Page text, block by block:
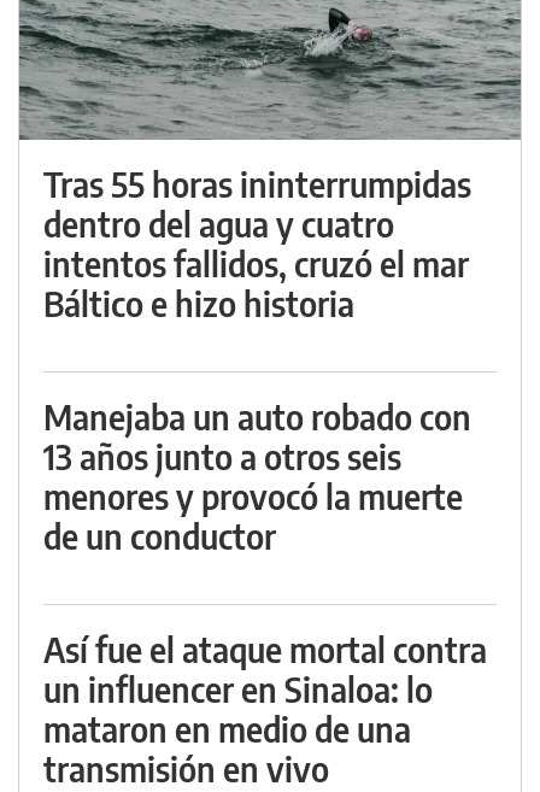
Tras 55 horas ininterrumpidas
dentro del agua y cuatro
intentos fallidos, cruzó el mar
Báltico e hizo historia
Manejaba un auto robado con
13 años junto a otros seis
menores y provocó la muerte
de un conductor
Así fue el ataque mortal contra
un influencer en Sinaloa: lo
mataron en medio de una
transmisión en vivo